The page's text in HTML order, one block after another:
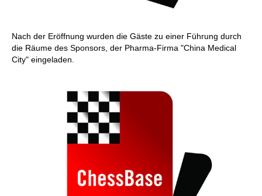
Nach der Eröffnung wurden die Gäste zu einer Führung durch
die Räume des Sponsors, der Pharma-Firma "China Medical
City" eingeladen.